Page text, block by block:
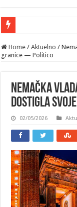
Home / Aktuelno /
granice — Politico
Nemačka
dostigla
02/05/2026